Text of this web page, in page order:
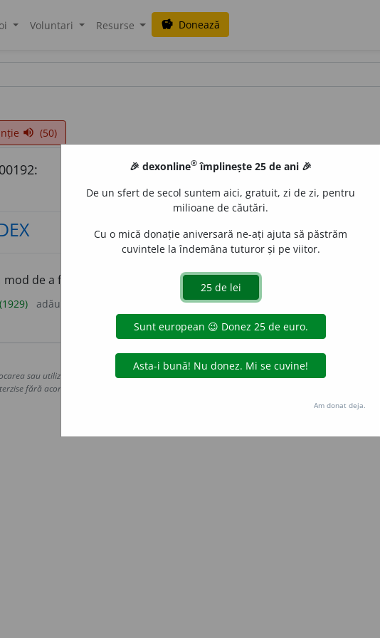
Voluntari Resurse savings Donează
volume_up (50)
mod de a fi: albeața e o modalitate a zăpezei;2.Muz. mod în care trebue
adăugată de acțiuni
Copyright © 2004-2026 dexonline (https://dexonline.ro)
sau utilizarea datelor de pe acest site, inclusiv prin orice metode de extragere automată
fără acordul nostru prealabil scris, cu excepția seturilor de date oferite oficial spre utilizare
Hosterion
🎉 dexonline® împlinește 25 de ani 🎉
De un sfert de secol suntem aici, gratuit, zi de zi, pentru
milioane de căutări.
Cu o mică donație aniversară ne-ați ajuta să păstrăm
cuvintele la îndemâna tuturor și pe viitor.
Am donat deja.